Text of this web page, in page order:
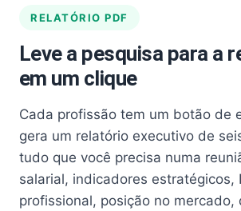
RELATÓRIO PDF
Leve a pesquisa para a
em um clique
Cada profissão tem um botão de
gera um relatório executivo de
tudo que você precisa numa
salarial, indicadores estratégicos,
profissional, posição no mercado,